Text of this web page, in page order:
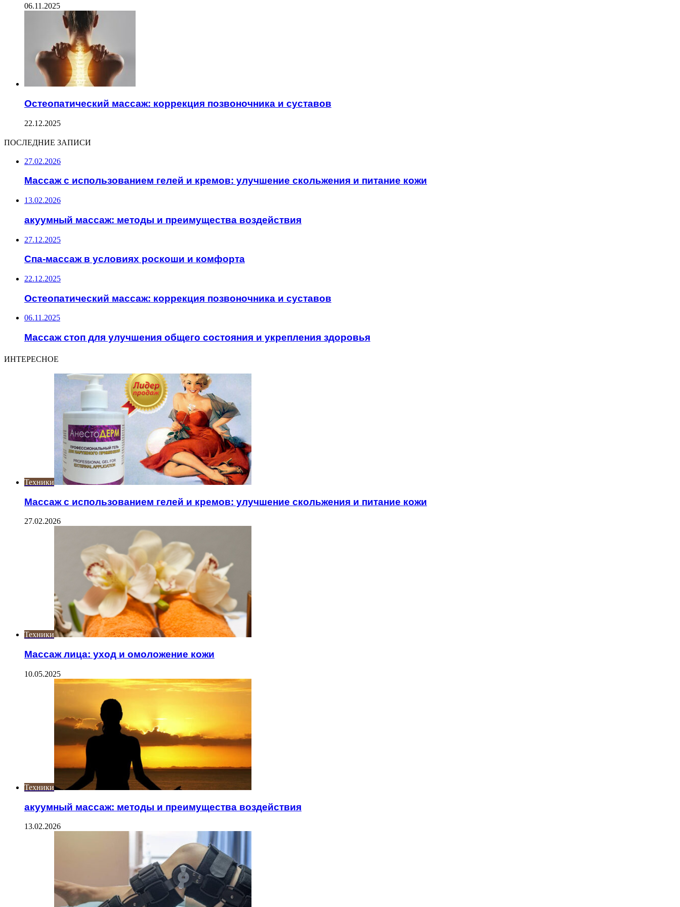
06.11.2025
Остеопатический массаж: коррекция позвоночника и суставов
22.12.2025
ПОСЛЕДНИЕ ЗАПИСИ
27.02.2026
Массаж с использованием гелей и кремов: улучшение скольжения и питание кожи
13.02.2026
акуумный массаж: методы и преимущества воздействия
27.12.2025
Спа-массаж в условиях роскоши и комфорта
22.12.2025
Остеопатический массаж: коррекция позвоночника и суставов
06.11.2025
Массаж стоп для улучшения общего состояния и укрепления здоровья
ИНТЕРЕСНОЕ
Техники
Массаж с использованием гелей и кремов: улучшение скольжения и питание кожи
27.02.2026
Техники
Массаж лица: уход и омоложение кожи
10.05.2025
Техники
акуумный массаж: методы и преимущества воздействия
13.02.2026